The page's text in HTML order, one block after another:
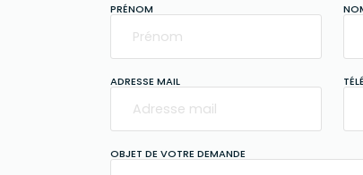
PRÉNOM
ADRESSE MAIL
OBJET DE VOTRE DEMANDE